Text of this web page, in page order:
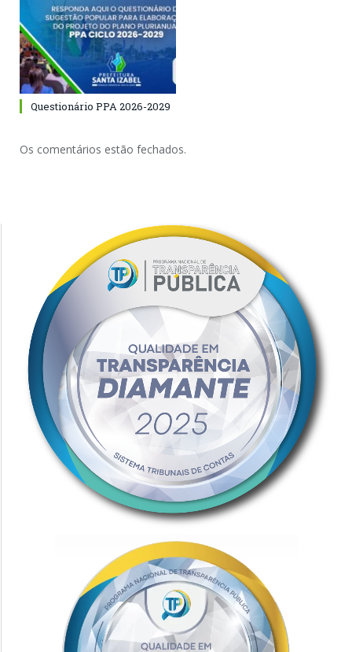
Questionário PPA 2026-2029
Os comentários estão fechados.